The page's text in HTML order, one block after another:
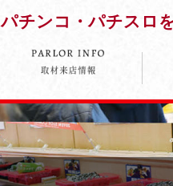
パチンコ・パチスロ